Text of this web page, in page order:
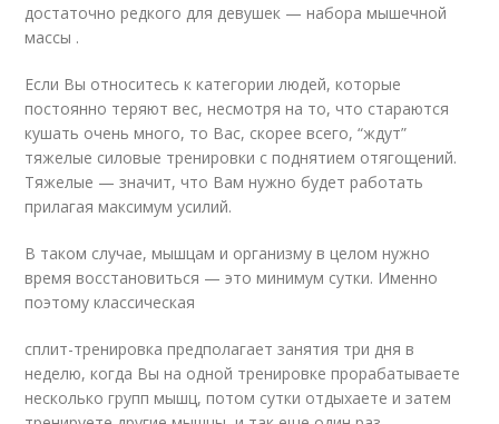
достаточно редкого для девушек — набора мышечной
массы .
Если Вы относитесь к категории людей, которые
постоянно теряют вес, несмотря на то, что стараются
кушать очень много, то Вас, скорее всего, “ждут”
тяжелые силовые тренировки с поднятием отягощений.
Тяжелые — значит, что Вам нужно будет работать
прилагая максимум усилий.
В таком случае, мышцам и организму в целом нужно
время восстановиться — это минимум сутки. Именно
поэтому классическая
сплит-тренировка предполагает занятия три дня в
неделю, когда Вы на одной тренировке прорабатываете
несколько групп мышц, потом сутки отдыхаете и затем